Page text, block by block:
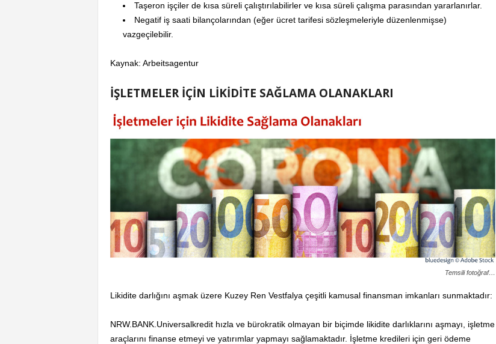
Taşeron işçiler de kısa süreli çalıştırılabilirler ve kısa süreli çalışma parasından yararlanırlar.
Negatif iş saati bilançolarından (eğer ücret tarifesi sözleşmeleriyle düzenlenmişse)
vazgeçilebilir.
Kaynak: Arbeitsagentur
İŞLETMELER İÇİN LİKİDİTE SAĞLAMA OLANAKLARI
Temsili fotoğraf…
Likidite darlığını aşmak üzere Kuzey Ren Vestfalya çeşitli kamusal finansman imkanları sunmaktadır:
NRW.BANK.Universalkredit hızla ve bürokratik olmayan bir biçimde likidite darlıklarını aşmayı, işletme
araçlarını finanse etmeyi ve yatırımlar yapmayı sağlamaktadır. İşletme kredileri için geri ödeme